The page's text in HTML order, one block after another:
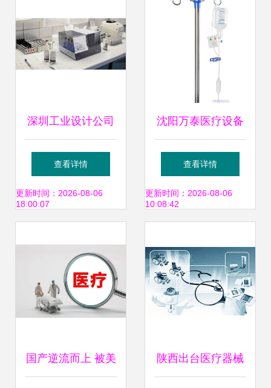
深圳工业设计公司
高水准医疗与通信
设备案例一览表
查看详情
更新时间：2026-08-06
18:00:07
沈阳万泰医疗设备
有限责任公司招商
产品、电话、地址
查看详情
更新时间：2026-08-06
10:08:42
国产逆流而上 被美 陕西出台医疗器械